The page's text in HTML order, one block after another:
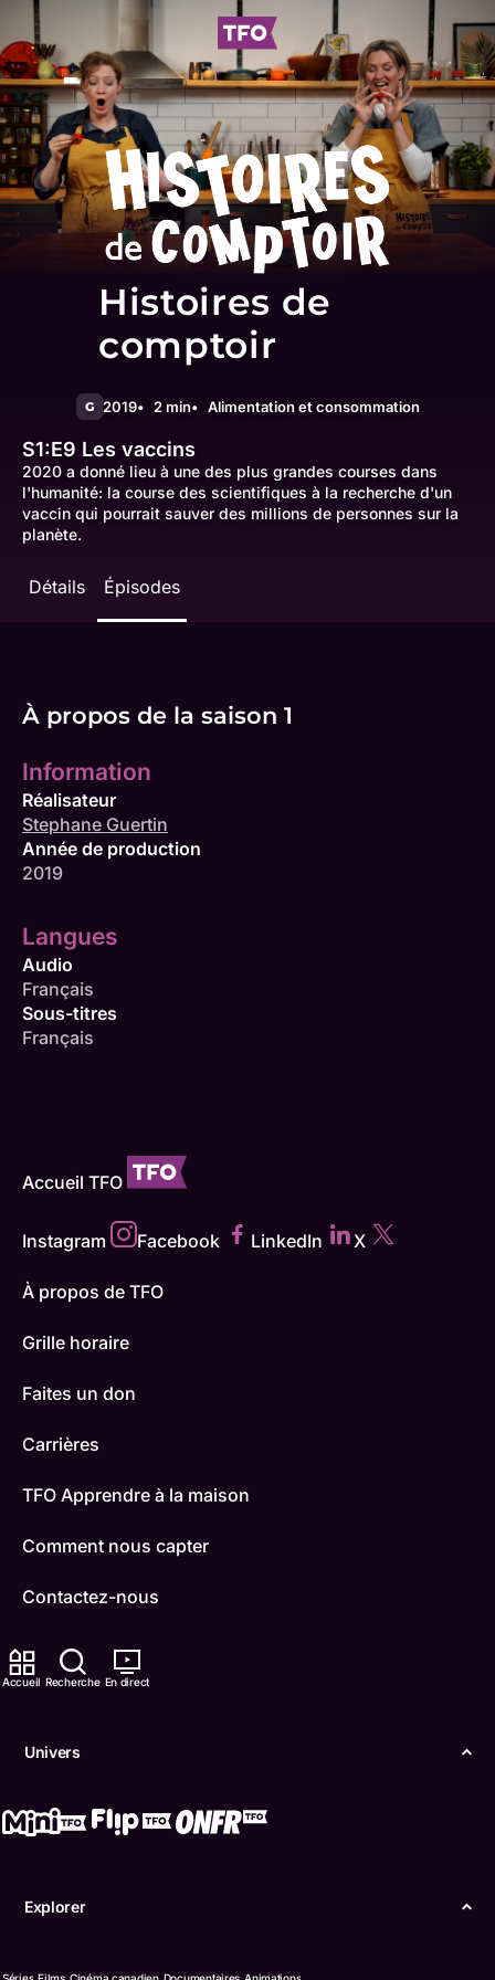
Accueil Recherche En direct
Univers
Explorer
Histoires de
comptoir
G 2019 2 min Alimentation et consommation
S1:E9 Les vaccins
2020 a donné lieu à une des plus grandes courses dans
l'humanité: la course des scientifiques à la recherche d'un
vaccin qui pourrait sauver des millions de personnes sur la
planète.
Détails Épisodes
À propos de la saison 1
Information
Réalisateur
Stephane Guertin
Année de production
2019
Langues
Audio
Français
Sous-titres
Français
Accueil TFO
Instagram Facebook LinkedIn X
À propos de TFO
Grille horaire
Faites un don
Carrières
TFO Apprendre à la maison
Comment nous capter
Contactez-nous
ONFR
Boukili
Confidentialité